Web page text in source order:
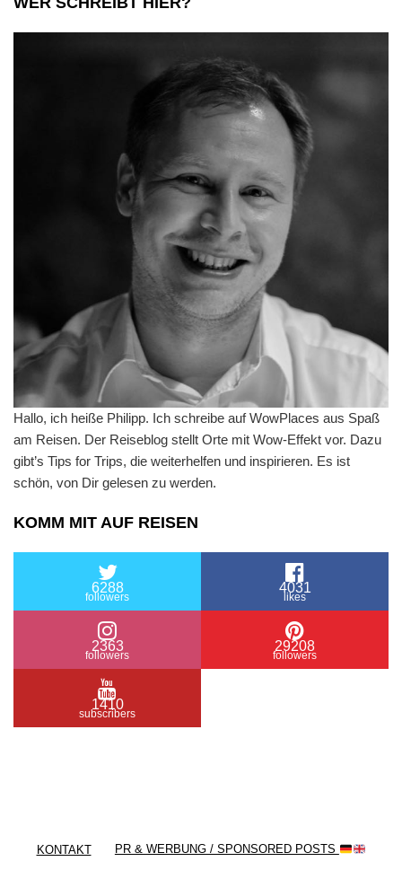
Hallo, ich heiße Philipp. Ich schreibe auf WowPlaces aus Spaß
am Reisen. Der Reiseblog stellt Orte mit Wow-Effekt vor. Dazu
gibt’s Tips for Trips, die weiterhelfen und inspirieren. Es ist
schön, von Dir gelesen zu werden.
KOMM MIT AUF REISEN
6288
followers
4031
likes
2363
followers
29208
followers
1410
subscribers
KONTAKT PR & WERBUNG / SPONSORED POSTS